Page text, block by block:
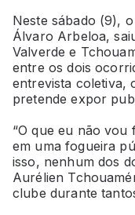
Neste sábado (9),
Álvaro Arbeloa,
Valverde e
entre os dois
entrevista coletiva,
pretende expor
“O que eu não vou
em uma fogueira
isso, nenhum dos
Aurélien
clube durante